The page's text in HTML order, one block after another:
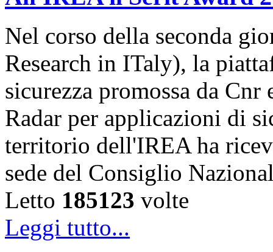
Nel corso della seconda
Research in ITaly), la
sicurezza promossa da
Radar per applicazioni di
territorio dell'IREA ha
sede del Consiglio
Letto 185123 volte
Leggi tutto...